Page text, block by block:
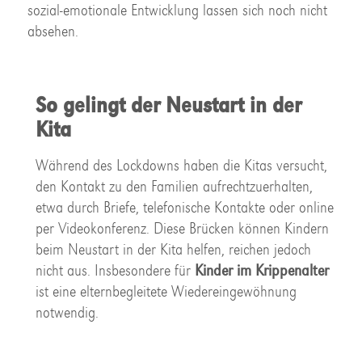
sozial-emotionale Entwicklung lassen sich noch nicht
absehen.
So gelingt der Neustart in der
Kita
Während des Lockdowns haben die Kitas versucht,
den Kontakt zu den Familien aufrechtzuerhalten,
etwa durch Briefe, telefonische Kontakte oder online
per Videokonferenz. Diese Brücken können Kindern
beim Neustart in der Kita helfen, reichen jedoch
nicht aus. Insbesondere für Kinder im Krippenalter
ist eine elternbegleitete Wiedereingewöhnung
notwendig.